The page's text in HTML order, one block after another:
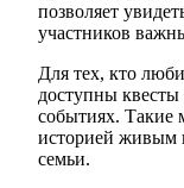
позволяет
участников
Для тех, кто
доступны
событиях. Такие
историей живым
семьи.